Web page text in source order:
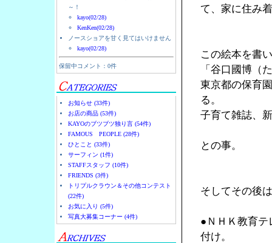
～！
kayo(02/28)
KenKen(02/28)
ノースショアを甘く見てはいけません
kayo(02/28)
保留中コメント：0件
お知らせ (33件)
お店の商品 (53件)
KAYOのブツブツ独り言 (54件)
FAMOUS PEOPLE (28件)
ひとこと (33件)
サーフィン (1件)
STAFFスタッフ (10件)
FRIENDS (3件)
トリプルクラウン＆その他コンテスト
(22件)
お気に入り (5件)
写真大募集コーナー (4件)
て、家に住み
この絵本を書
「谷口國博（
東京都の保育
る。
子育て雑誌、
との事。
そしてその後は
●ＮＨＫ教育テ
付け。